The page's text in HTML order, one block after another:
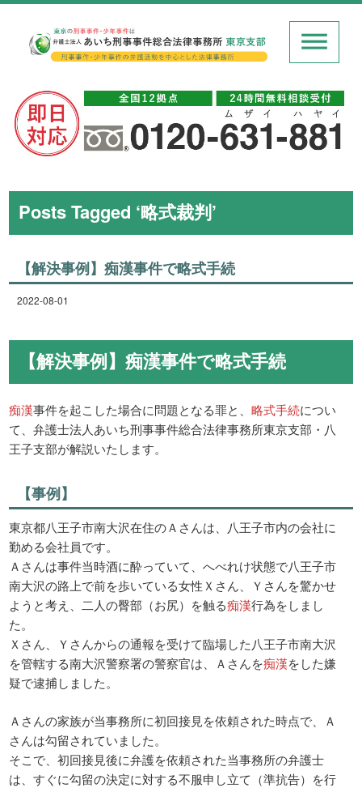
Posts Tagged ‘略式裁判’
【解決事例】痴漢事件で略式手続
2022-08-01
【解決事例】痴漢事件で略式手続
痴漢事件を起こした場合に問題となる罪と、略式手続につい
て、弁護士法人あいち刑事事件総合法律事務所東京支部・八
王子支部が解説いたします。
【事例】
東京都八王子市南大沢在住のＡさんは、八王子市内の会社に
勤める会社員です。
Ａさんは事件当時酒に酔っていて、へべれけ状態で八王子市
南大沢の路上で前を歩いている女性Ｘさん、Ｙさんを驚かせ
ようと考え、二人の臀部（お尻）を触る痴漢行為をしまし
た。
Ｘさん、Ｙさんからの通報を受けて臨場した八王子市南大沢
を管轄する南大沢警察署の警察官は、Ａさんを痴漢をした嫌
疑で逮捕しました。
Ａさんの家族が当事務所に初回接見を依頼された時点で、Ａ
さんは勾留されていました。
そこで、初回接見後に弁護を依頼された当事務所の弁護士
は、すぐに勾留の決定に対する不服申し立て（準抗告）を行